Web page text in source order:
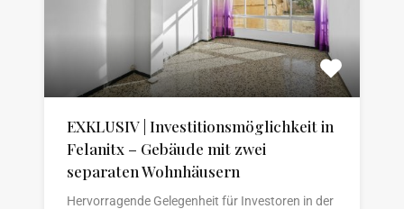
EXKLUSIV | Investitionsmöglichkeit in
Felanitx – Gebäude mit zwei
separaten Wohnhäusern
Hervorragende Gelegenheit für Investoren in der